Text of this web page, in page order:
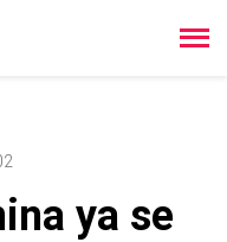
ya se